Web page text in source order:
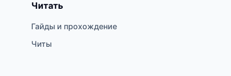
Читать
Гайды и прохождение
Читы